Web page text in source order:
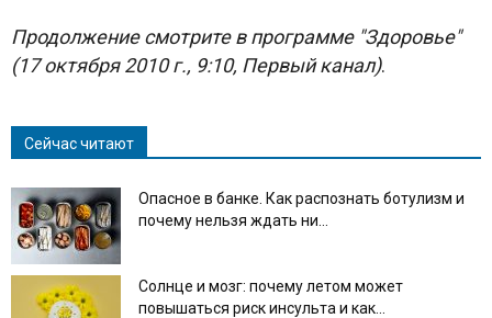
Продолжение смотрите в программе "Здоровье"
(17 октября 2010 г., 9:10, Первый канал).
Сейчас читают
Опасное в банке. Как распознать ботулизм и
почему нельзя ждать ни...
Солнце и мозг: почему летом может
повышаться риск инсульта и как...